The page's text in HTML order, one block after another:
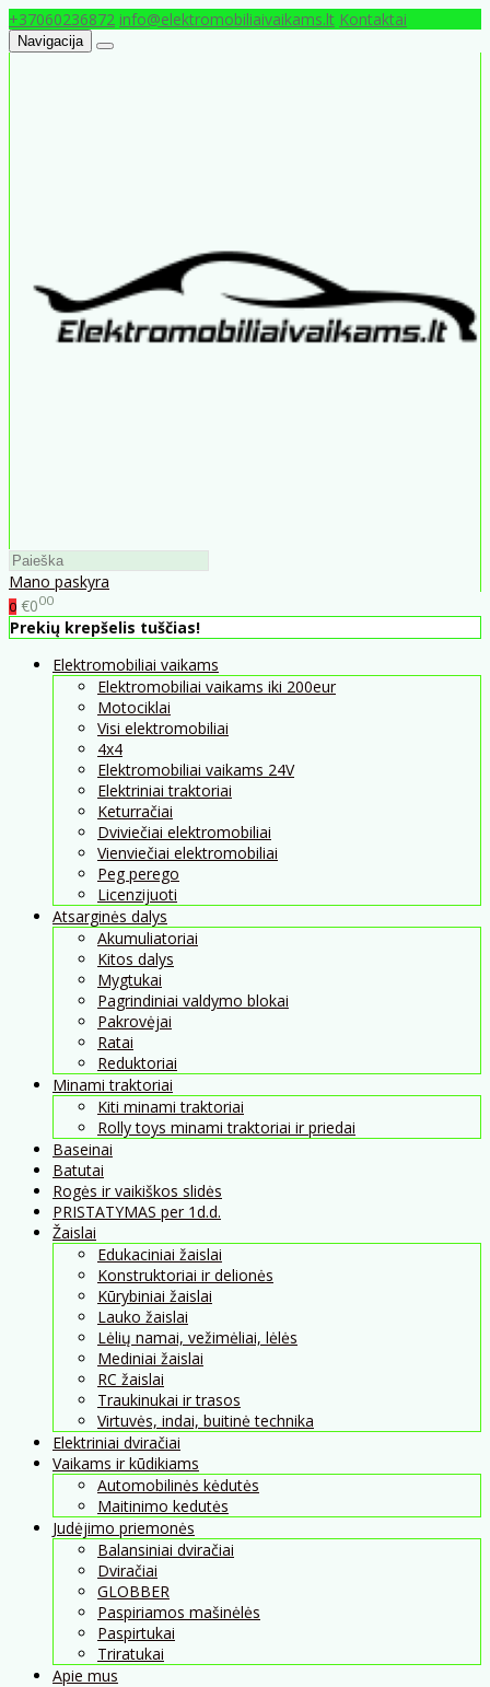
+37060236872 info@elektromobiliaivaikams.lt Kontaktai
Navigacija
Mano paskyra
0 €000
Prekių krepšelis tuščias!
Elektromobiliai vaikams
Elektromobiliai vaikams iki 200eur
Motociklai
Visi elektromobiliai
4x4
Elektromobiliai vaikams 24V
Elektriniai traktoriai
Keturračiai
Dviviečiai elektromobiliai
Vienviečiai elektromobiliai
Peg perego
Licenzijuoti
Atsarginės dalys
Akumuliatoriai
Kitos dalys
Mygtukai
Pagrindiniai valdymo blokai
Pakrovėjai
Ratai
Reduktoriai
Minami traktoriai
Kiti minami traktoriai
Rolly toys minami traktoriai ir priedai
Baseinai
Batutai
Rogės ir vaikiškos slidės
PRISTATYMAS per 1d.d.
Žaislai
Edukaciniai žaislai
Konstruktoriai ir delionės
Kūrybiniai žaislai
Lauko žaislai
Lėlių namai, vežimėliai, lėlės
Mediniai žaislai
RC žaislai
Traukinukai ir trasos
Virtuvės, indai, buitinė technika
Elektriniai dviračiai
Vaikams ir kūdikiams
Automobilinės kėdutės
Maitinimo kedutės
Judėjimo priemonės
Balansiniai dviračiai
Dviračiai
GLOBBER
Paspiriamos mašinėlės
Paspirtukai
Triratukai
Apie mus